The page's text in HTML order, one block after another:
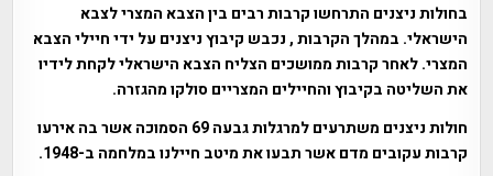
בחולות ניצנים התרחשו קרבות רבים בין הצבא המצרי לצבא
הישראלי. במהלך הקרבות , נכבש קיבוץ ניצנים על ידי חיילי הצבא
המצרי. לאחר קרבות ממושכים הצליח הצבא הישראלי לקחת לידיו
את השליטה בקיבוץ והחיילים המצריים סולקו מהגזרה.
חולות ניצנים משתרעים למרגלות גבעה 69 הסמוכה אשר בה אירעו
קרבות עקובים מדם אשר תבעו את מיטב חיילנו במלחמה ב-1948.